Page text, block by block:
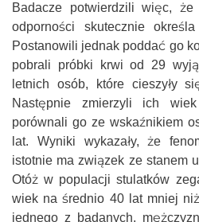
Badacze potwierdzili więc,
odporności skutecznie
Postanowili jednak poddać go
pobrali próbki krwi od 29
letnich osób, które cieszyły
Następnie zmierzyli ich
porównali go ze wskaźnikiem
lat. Wyniki wykazały, że
istotnie ma związek ze stanem
Otóż w populacji stulatków
wiek na średnio 40 lat mniej
jednego z badanych,